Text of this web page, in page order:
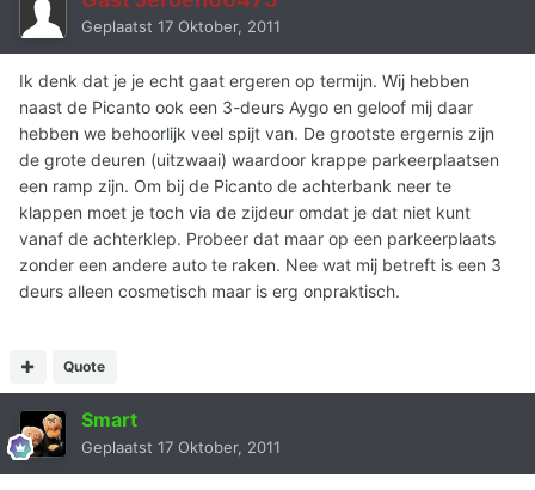
Geplaatst 17 Oktober, 2011
Ik denk dat je je echt gaat ergeren op termijn. Wij hebben
naast de Picanto ook een 3-deurs Aygo en geloof mij daar
hebben we behoorlijk veel spijt van. De grootste ergernis zijn
de grote deuren (uitzwaai) waardoor krappe parkeerplaatsen
een ramp zijn. Om bij de Picanto de achterbank neer te
klappen moet je toch via de zijdeur omdat je dat niet kunt
vanaf de achterklep. Probeer dat maar op een parkeerplaats
zonder een andere auto te raken. Nee wat mij betreft is een 3
deurs alleen cosmetisch maar is erg onpraktisch.
Quote
Smart
Geplaatst 17 Oktober, 2011